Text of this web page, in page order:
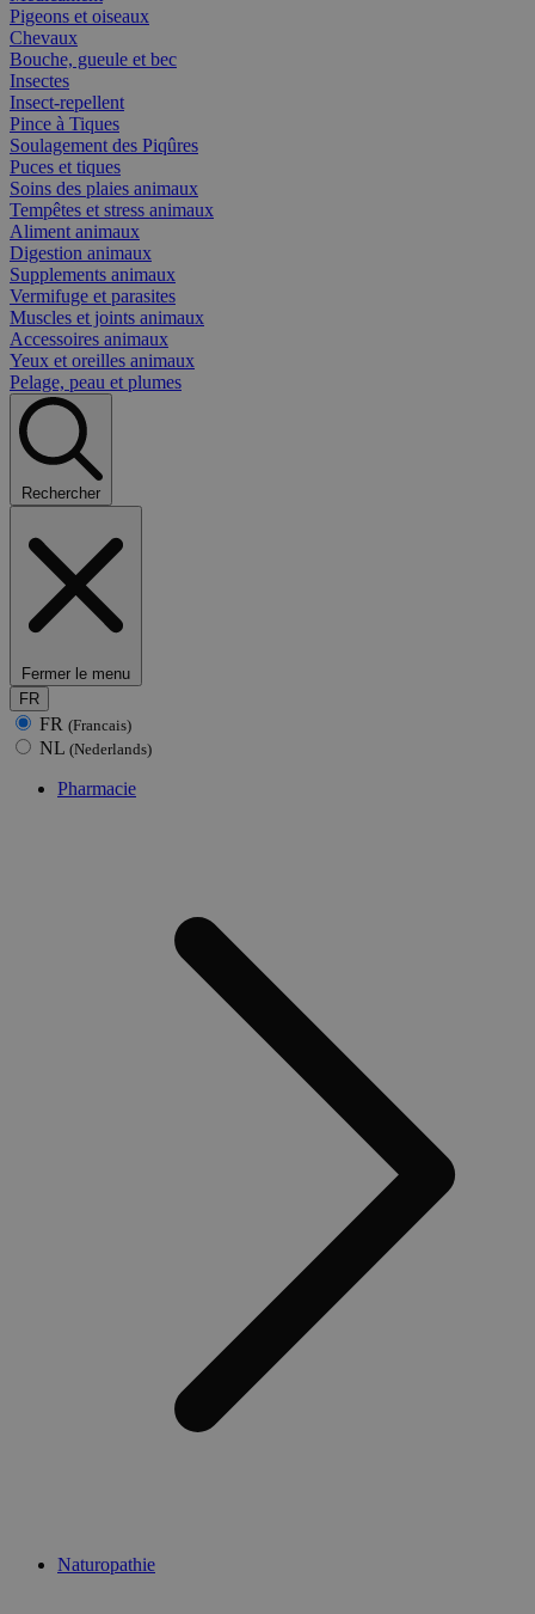
Pigeons et oiseaux
Chevaux
Bouche, gueule et bec
Insectes
Insect-repellent
Pince à Tiques
Soulagement des Piqûres
Puces et tiques
Soins des plaies animaux
Tempêtes et stress animaux
Aliment animaux
Digestion animaux
Supplements animaux
Vermifuge et parasites
Muscles et joints animaux
Accessoires animaux
Yeux et oreilles animaux
Pelage, peau et plumes
Rechercher
Fermer le menu
FR
FR (Francais)
NL (Nederlands)
Pharmacie
Naturopathie